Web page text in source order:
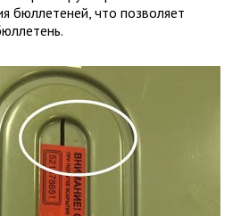
бюллетеней, что позволяет